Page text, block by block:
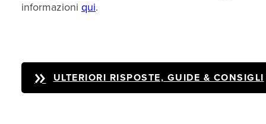
informazioni qui.
ULTERIORI RISPOSTE, GUIDE & CONSIGLI